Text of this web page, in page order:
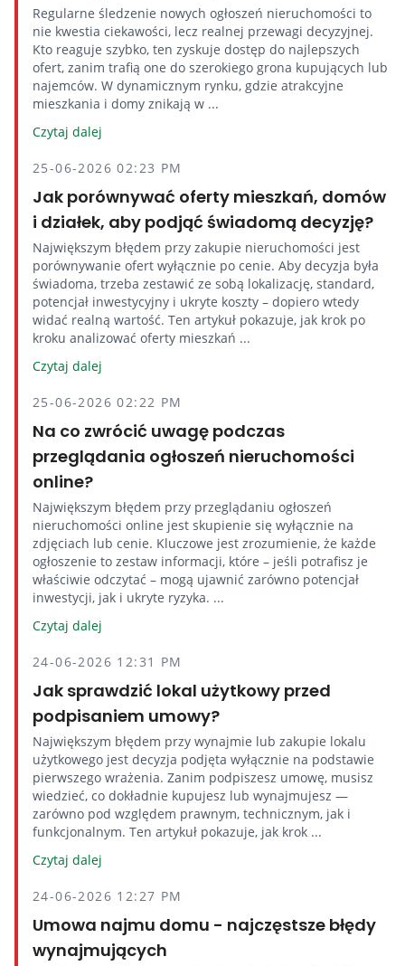
Regularne śledzenie nowych ogłoszeń nieruchomości to
nie kwestia ciekawości, lecz realnej przewagi decyzyjnej.
Kto reaguje szybko, ten zyskuje dostęp do najlepszych
ofert, zanim trafią one do szerokiego grona kupujących lub
najemców. W dynamicznym rynku, gdzie atrakcyjne
mieszkania i domy znikają w ...
Czytaj dalej
25-06-2026 02:23 PM
Jak porównywać oferty mieszkań, domów
i działek, aby podjąć świadomą decyzję?
Największym błędem przy zakupie nieruchomości jest
porównywanie ofert wyłącznie po cenie. Aby decyzja była
świadoma, trzeba zestawić ze sobą lokalizację, standard,
potencjał inwestycyjny i ukryte koszty – dopiero wtedy
widać realną wartość. Ten artykuł pokazuje, jak krok po
kroku analizować oferty mieszkań ...
Czytaj dalej
25-06-2026 02:22 PM
Na co zwrócić uwagę podczas
przeglądania ogłoszeń nieruchomości
online?
Największym błędem przy przeglądaniu ogłoszeń
nieruchomości online jest skupienie się wyłącznie na
zdjęciach lub cenie. Kluczowe jest zrozumienie, że każde
ogłoszenie to zestaw informacji, które – jeśli potrafisz je
właściwie odczytać – mogą ujawnić zarówno potencjał
inwestycji, jak i ukryte ryzyka. ...
Czytaj dalej
24-06-2026 12:31 PM
Jak sprawdzić lokal użytkowy przed
podpisaniem umowy?
Największym błędem przy wynajmie lub zakupie lokalu
użytkowego jest decyzja podjęta wyłącznie na podstawie
pierwszego wrażenia. Zanim podpiszesz umowę, musisz
wiedzieć, co dokładnie kupujesz lub wynajmujesz —
zarówno pod względem prawnym, technicznym, jak i
funkcjonalnym. Ten artykuł pokazuje, jak krok ...
Czytaj dalej
24-06-2026 12:27 PM
Umowa najmu domu - najczęstsze błędy
wynajmujących